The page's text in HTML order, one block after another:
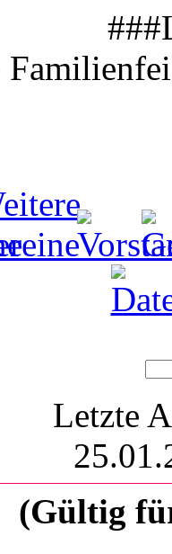
Letzte
(Gültig